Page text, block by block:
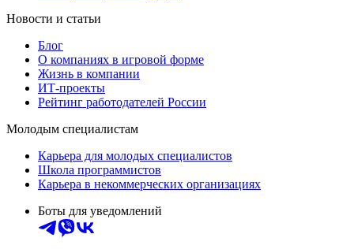
Новости и статьи
Блог
О компаниях в игровой форме
Жизнь в компании
ИТ-проекты
Рейтинг работодателей России
Молодым специалистам
Карьера для молодых специалистов
Школа программистов
Карьера в некоммерческих организациях
Боты для уведомлений